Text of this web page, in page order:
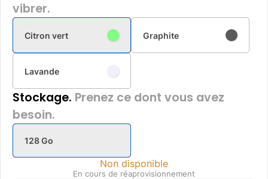
vibrer.
Citron vert Graphite
Lavande
Stockage. Prenez ce dont vous avez
besoin.
128 Go
Non disponible
En cours de réaprovisionnement